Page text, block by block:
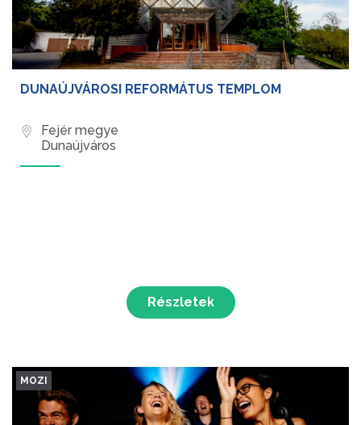
DUNAÚJVÁROSI REFORMÁTUS TEMPLOM
Fejér megye
Dunaújváros
Részletek
MOZI